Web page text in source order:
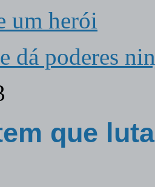
um herói
dá poderes
que